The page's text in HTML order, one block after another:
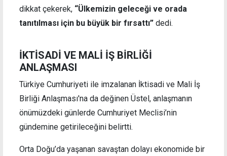
dikkat çekerek, “Ülkemizin geleceği ve orada
tanıtılması için bu büyük bir fırsattı” dedi.
İKTİSADİ VE MALİ İŞ BİRLİĞİ
ANLAŞMASI
Türkiye Cumhuriyeti ile imzalanan İktisadi ve Mali İş
Birliği Anlaşması'na da değinen Üstel, anlaşmanın
önümüzdeki günlerde Cumhuriyet Meclisi’nin
gündemine getirileceğini belirtti.
Orta Doğu’da yaşanan savaştan dolayı ekonomide bir